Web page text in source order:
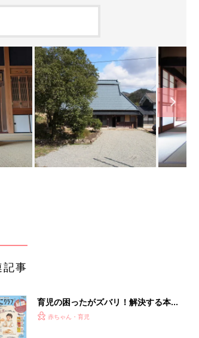
記事
育児の困ったがズバリ！解決する本
『ひよこクラブ 秋号』 4カ月～2才
赤ちゃん・育児